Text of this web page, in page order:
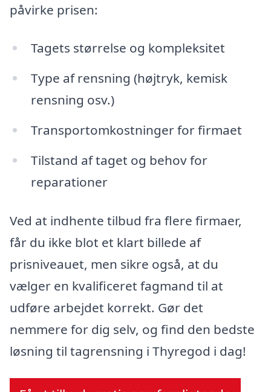
påvirke prisen:
Tagets størrelse og kompleksitet
Type af rensning (højtryk, kemisk
rensning osv.)
Transportomkostninger for firmaet
Tilstand af taget og behov for
reparationer
Ved at indhente tilbud fra flere firmaer,
får du ikke blot et klart billede af
prisniveauet, men sikre også, at du
vælger en kvalificeret fagmand til at
udføre arbejdet korrekt. Gør det
nemmere for dig selv, og find den bedste
løsning til tagrensning i Thyregod i dag!